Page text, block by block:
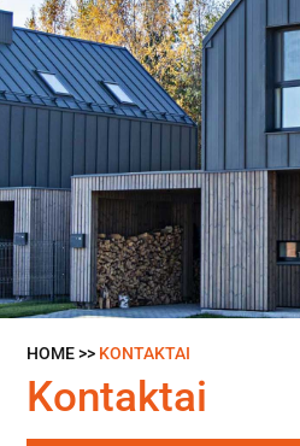
HOME >> KONTAKTAI
Kontaktai